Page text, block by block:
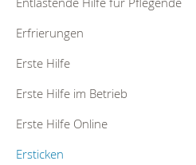
Erfrierungen
Erste Hilfe
Erste Hilfe im Betrieb
Erste Hilfe Online
Ersticken